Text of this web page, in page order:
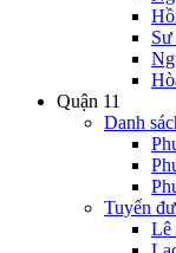
Quận 11
Danh
Tuyến
Lê